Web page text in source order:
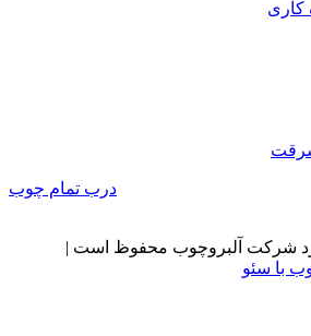
کاری
درب تمام چوب
شرکت آلبروچوب محفوظ است |
با سئو